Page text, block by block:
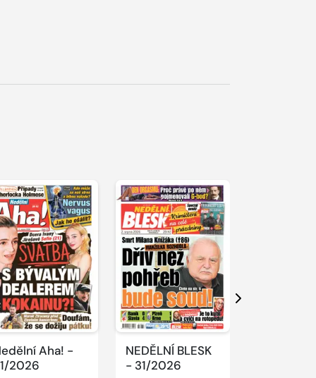
Aha! -
2026
NEDĚLNÍ BLESK
- 31/2026
Další